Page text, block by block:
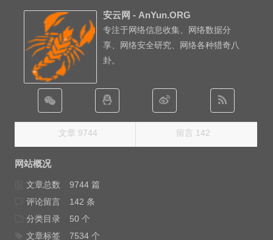
安云网 - AnYun.ORG
专注于网络信息收集、网络数据分
享、网络安全研究、网络各种猎奇八
卦。
文章 9744 留言 142
网站概况
文章总数
9744 篇
评论留言
142 条
分类目录
50 个
文章标签
7534 个